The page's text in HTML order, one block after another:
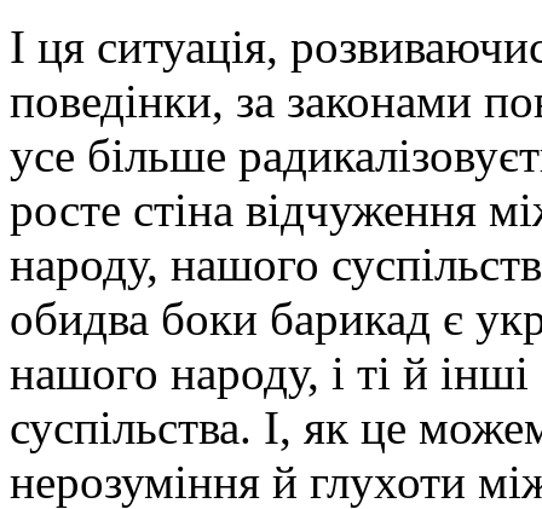
І ця ситуація,
поведінки, за законами
усе більше
росте стіна відчуження
народу, нашого
обидва боки барикад є
нашого народу, і ті й
суспільства. І, як це
нерозуміння й глухоти